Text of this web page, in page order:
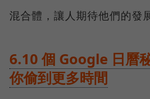
混合體，讓人期待他們的發
6.10 個 Google 日曆
你偷到更多時間